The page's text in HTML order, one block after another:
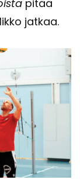
pitää
jat­kaa.